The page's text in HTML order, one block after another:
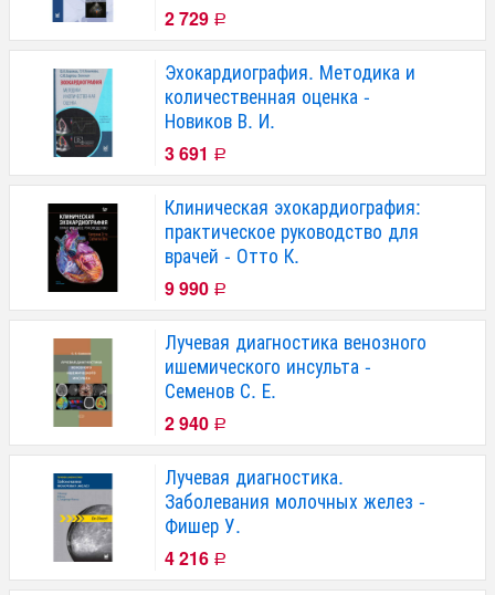
2 729 Р
Эхокардиография. Методика и
количественная оценка -
Новиков В. И.
3 691 Р
Клиническая эхокардиография:
практическое руководство для
врачей - Отто К.
9 990 Р
Лучевая диагностика венозного
ишемического инсульта -
Семенов С. Е.
2 940 Р
Лучевая диагностика.
Заболевания молочных желез -
Фишер У.
4 216 Р